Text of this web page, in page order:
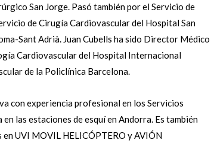
San Jorge. Pasó también por el Servicio de
de Cirugía Cardiovascular del Hospital San
Sant Adrià. Juan Cubells ha sido Director Médico
Cardiovascular del Hospital Internacional
de la Policlínica Barcelona.
con experiencia profesional en los Servicios
las estaciones de esquí en Andorra. Es también
UVI MOVIL HELICÓPTERO y AVIÓN